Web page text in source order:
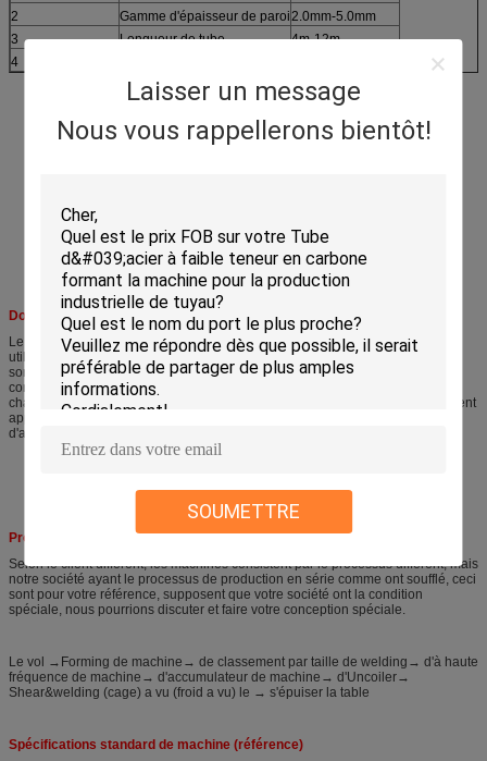
Laisser un message
Nous vous rappellerons bientôt!
SOUMETTRE
2
Gamme d'épaisseur de paroi2.0mm-5.0mm
3
Longueur de tube
4m-12m
4
Dossier d'application de moulin de tube :
Le moulin de tube comme connu de la ligne en acier de fabrication de tube,
utilisant la soudeuse et les rouleaux à haute fréquence pour produire toutes
sortes de tube en acier, profil, etc. également très utilisés dans des tubes de
construction, tubes de précision, tubes automatiques, barrière, échangeur de
chaleur, le tube de meubles, production de tube de pression, avec l'équipement
approprié de finissage, machine peut capable également produire le tuyau
d'api, le transport de gaz, et les tubes de niveau élevé et ainsi de suite.
Processus de fabrication de moulin de tube :
Selon le client différent, les machines consistent par le processus différent, mais
notre société ayant le processus de production en série comme ont soufflé, ceci
sont pour votre référence, supposent que votre société ont la condition
spéciale, nous pourrions discuter et faire votre conception spéciale.
Le vol →Forming de machine→ de classement par taille de welding→ d'à haute
fréquence de machine→ d'accumulateur de machine→ d'Uncoiler→
Shear&welding (cage) a vu (froid a vu) le → s'épuiser la table
Spécifications standard de machine (référence)